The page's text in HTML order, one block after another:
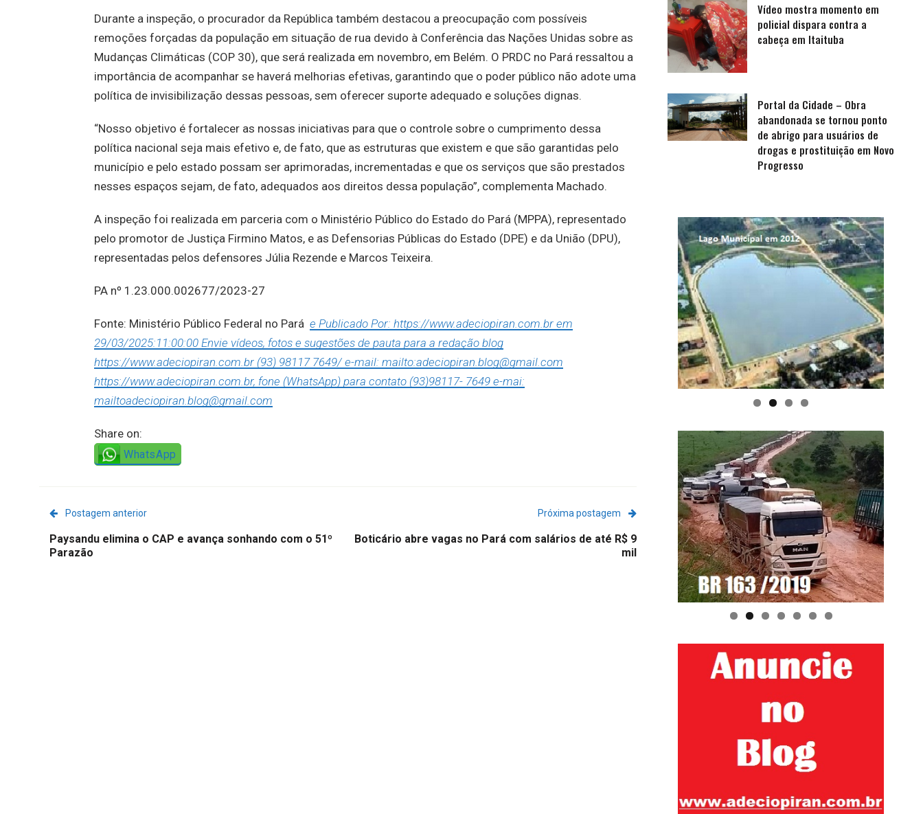
Durante a inspeção, o procurador da República também destacou a preocupação com possíveis
remoções forçadas da população em situação de rua devido à Conferência das Nações Unidas sobre as
Mudanças Climáticas (COP 30), que será realizada em novembro, em Belém. O PRDC no Pará ressaltou a
importância de acompanhar se haverá melhorias efetivas, garantindo que o poder público não adote uma
política de invisibilização dessas pessoas, sem oferecer suporte adequado e soluções dignas.
“Nosso objetivo é fortalecer as nossas iniciativas para que o controle sobre o cumprimento dessa
política nacional seja mais efetivo e, de fato, que as estruturas que existem e que são garantidas pelo
município e pelo estado possam ser aprimoradas, incrementadas e que os serviços que são prestados
nesses espaços sejam, de fato, adequados aos direitos dessa população”, complementa Machado.
A inspeção foi realizada em parceria com o Ministério Público do Estado do Pará (MPPA), representado
pelo promotor de Justiça Firmino Matos, e as Defensorias Públicas do Estado (DPE) e da União (DPU),
representadas pelos defensores Júlia Rezende e Marcos Teixeira.
PA nº 1.23.000.002677/2023-27
Fonte: Ministério Público Federal no Pará e Publicado Por: https://www.adeciopiran.com.br em
29/03/2025:11:00:00 Envie vídeos, fotos e sugestões de pauta para a redação blog
https://www.adeciopiran.com.br (93) 98117 7649/ e-mail: mailto:adeciopiran.blog@gmail.com
https://www.adeciopiran.com.br, fone (WhatsApp) para contato (93)98117- 7649 e-mai:
mailtoadeciopiran.blog@gmail.com
Share on:
WhatsApp
Postagem anterior
Paysandu elimina o CAP e avança sonhando com o 51º
Parazão
Próxima postagem
Boticário abre vagas no Pará com salários de até R$ 9
mil
Vídeo mostra momento em
policial dispara contra a
cabeça em Itaituba
Portal da Cidade – Obra
abandonada se tornou ponto
de abrigo para usuários de
drogas e prostituição em Novo
Progresso